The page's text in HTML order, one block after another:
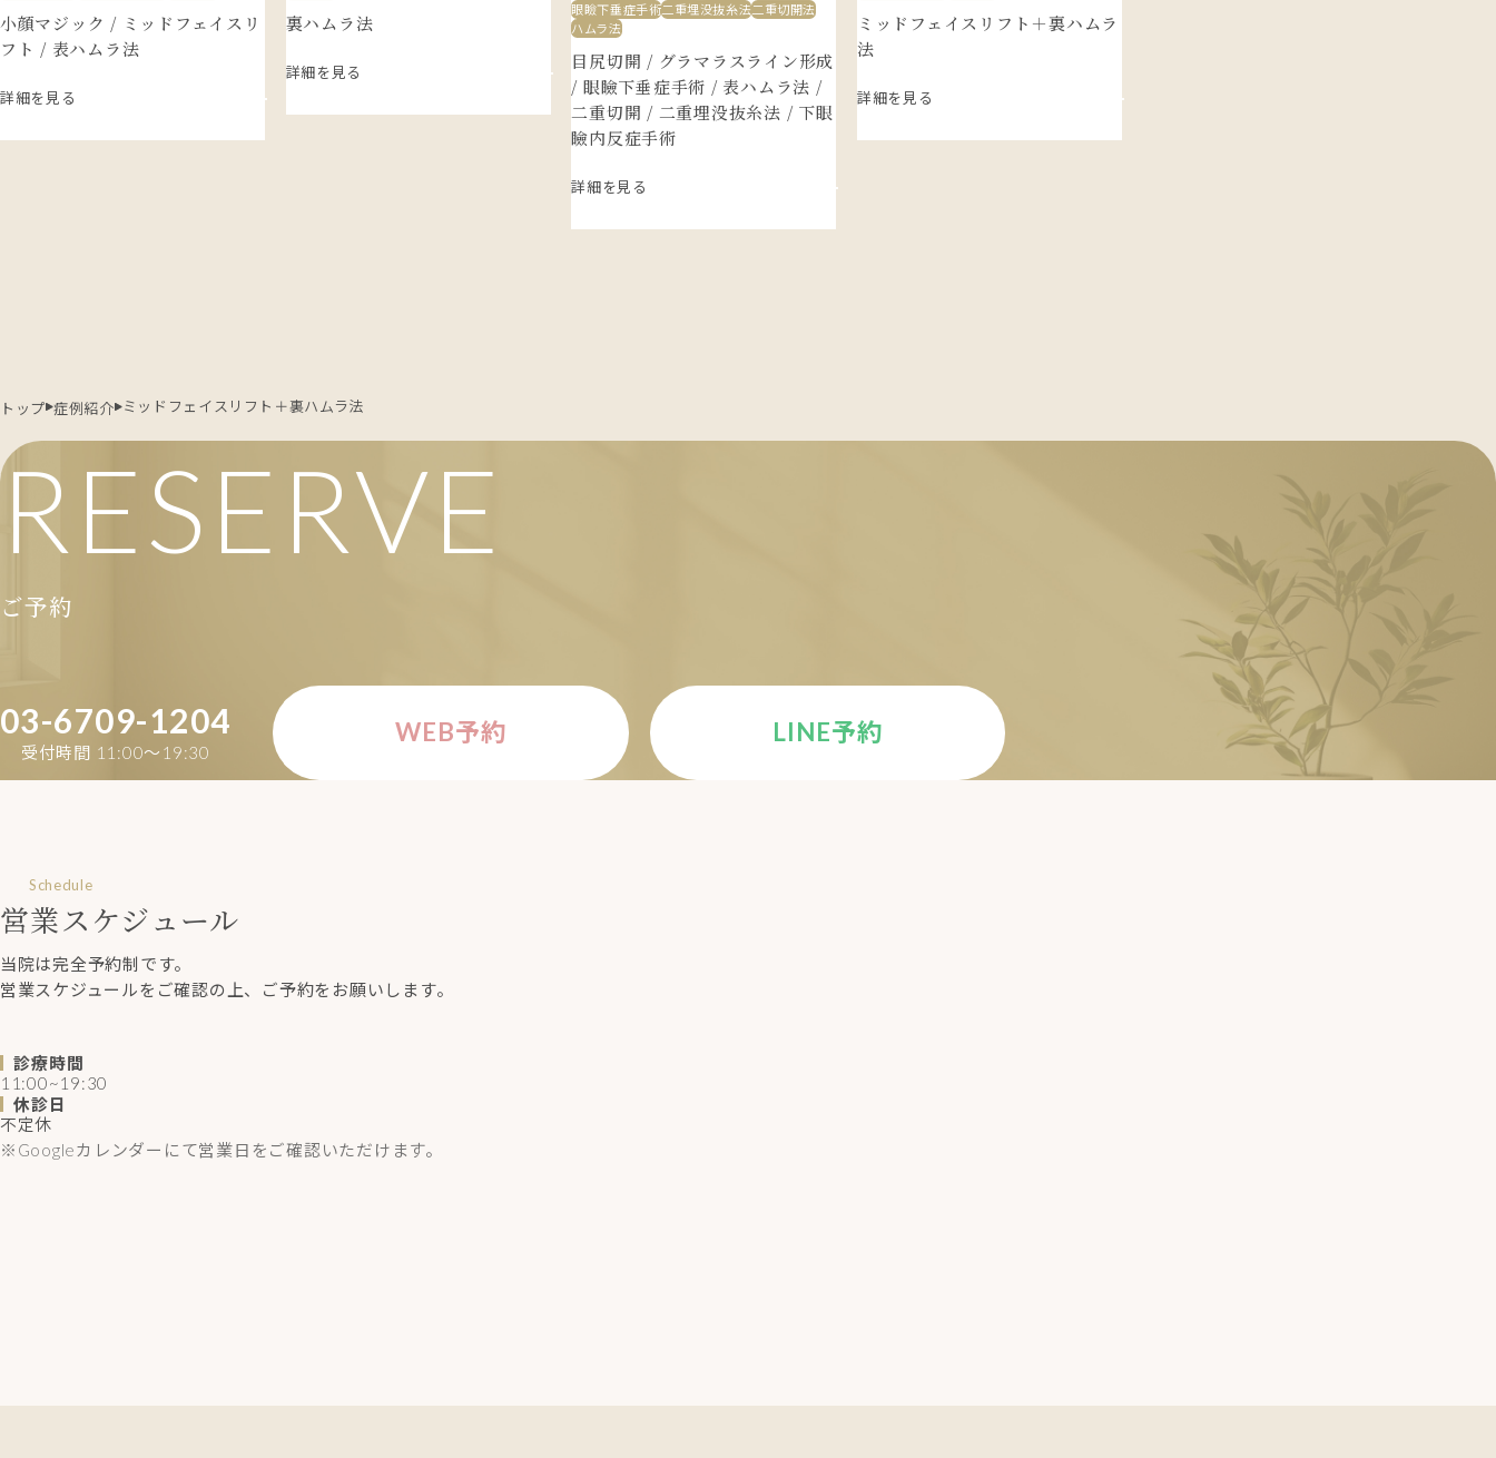
小顔マジック / ミッドフェイスリ
フト / 表ハムラ法
詳細を見る
裏ハムラ法
詳細を見る
眼瞼下垂症手術二重埋没抜糸法二重切開法
ハムラ法
目尻切開 / グラマラスライン形成
/ 眼瞼下垂症手術 / 表ハムラ法 /
二重切開 / 二重埋没抜糸法 / 下眼
瞼内反症手術
詳細を見る
ミッドフェイスリフト＋裏ハムラ
法
詳細を見る
トップ 症例紹介 ミッドフェイスリフト＋裏ハムラ法
RESERVE
ご予約
03-6709-1204
受付時間 11:00〜19:30
WEB予約 LINE予約
Schedule
営業スケジュール
当院は完全予約制です。
営業スケジュールをご確認の上、ご予約をお願いします。
診療時間
11:00~19:30
休診日
不定休
※Googleカレンダーにて営業日をご確認いただけます。